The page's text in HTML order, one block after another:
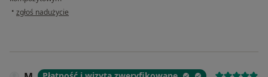
• w opinii użytkownika Magda
zgłoś nadużycie